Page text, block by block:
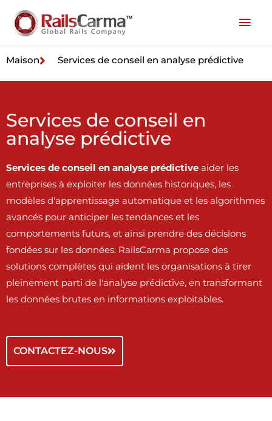
Maison Services de conseil en analyse prédictive
Services de conseil en
analyse prédictive
Services de conseil en analyse prédictive aider les
entreprises à exploiter les données historiques, les
modèles d'apprentissage automatique et les algorithmes
avancés pour anticiper les tendances et les
comportements futurs, et ainsi prendre des décisions
fondées sur les données. RailsCarma propose des
solutions complètes qui aident les organisations à tirer
pleinement parti de l'analyse prédictive, en transformant
les données brutes en informations exploitables.
CONTACTEZ-NOUS